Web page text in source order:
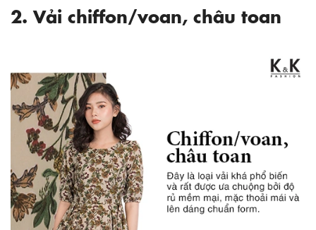
2. Vải chiffon/voan, châu toan